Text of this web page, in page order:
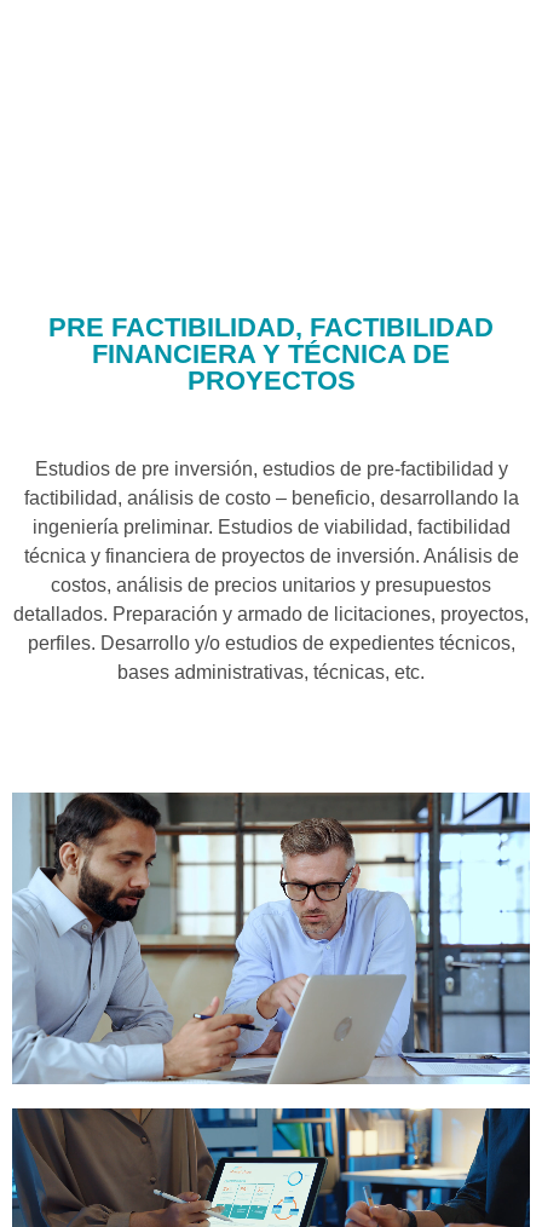
PRE FACTIBILIDAD, FACTIBILIDAD
FINANCIERA Y TÉCNICA DE
PROYECTOS
Estudios de pre inversión, estudios de pre-factibilidad y
factibilidad, análisis de costo – beneficio, desarrollando la
ingeniería preliminar. Estudios de viabilidad, factibilidad
técnica y financiera de proyectos de inversión. Análisis de
costos, análisis de precios unitarios y presupuestos
detallados. Preparación y armado de licitaciones, proyectos,
perfiles. Desarrollo y/o estudios de expedientes técnicos,
bases administrativas, técnicas, etc.